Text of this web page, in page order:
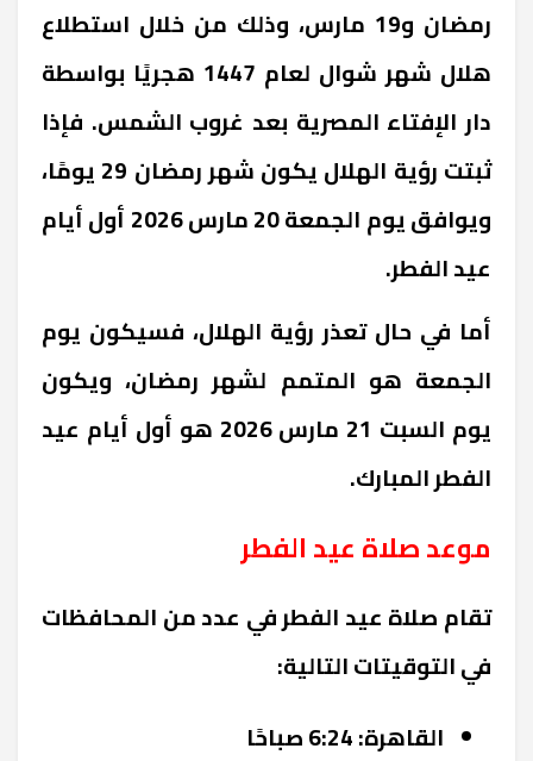
رمضان و19 مارس، وذلك من خلال استطلاع
هلال شهر شوال لعام 1447 هجريًا بواسطة
دار الإفتاء المصرية بعد غروب الشمس. فإذا
ثبتت رؤية الهلال يكون شهر رمضان 29 يومًا،
ويوافق يوم الجمعة 20 مارس 2026 أول أيام
عيد الفطر.
أما في حال تعذر رؤية الهلال، فسيكون يوم
الجمعة هو المتمم لشهر رمضان، ويكون
يوم السبت 21 مارس 2026 هو أول أيام عيد
الفطر المبارك.
موعد صلاة عيد الفطر
تقام صلاة عيد الفطر في عدد من المحافظات
في التوقيتات التالية:
القاهرة: 6:24 صباحًا